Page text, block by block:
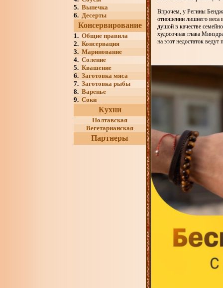
5. Выпечка
6. Десерты
Консервирование
1. Общие правила
2. Консервация
3. Маринование
4. Соление
5. Квашение
6. Заготовка мяса
7. Заготовка рыбы
8. Варенье
9. Соки
Кухни
Полтавская
Вегетарианская
Партнеры
Впрочем, у Регины
отношении лишнего веса
душой в качестве
худосочная глава
на этот недостаток